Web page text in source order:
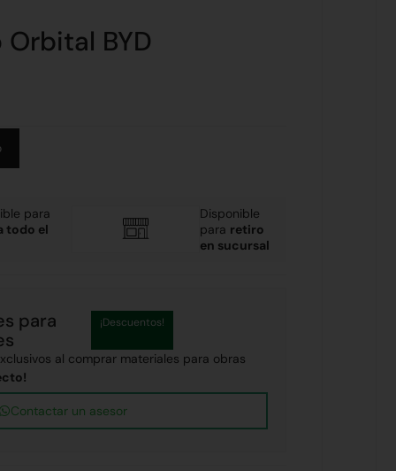
BYD
para
todo el
Disponible
para retiro
en sucursal
para
¡Descuentos!
al comprar materiales para obras
Contactar un asesor